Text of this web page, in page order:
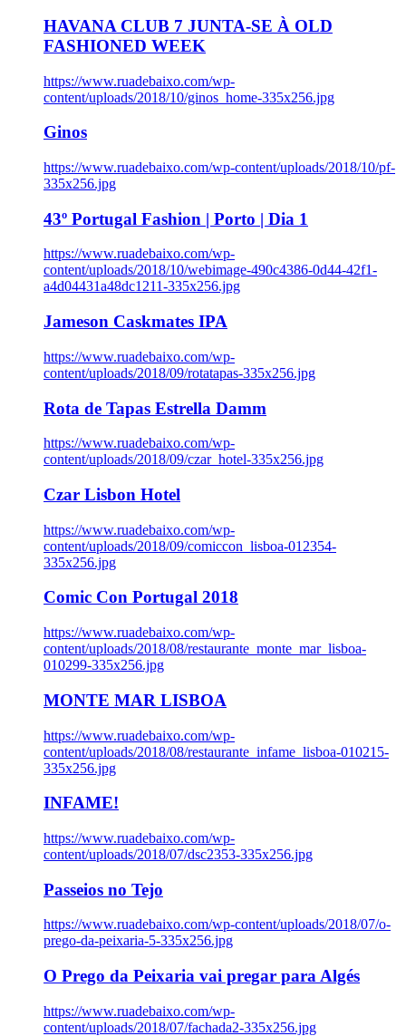
HAVANA CLUB 7 JUNTA-SE À OLD
FASHIONED WEEK
https://www.ruadebaixo.com/wp-
content/uploads/2018/10/ginos_home-335x256.jpg
Ginos
https://www.ruadebaixo.com/wp-content/uploads/2018/10/pf-
335x256.jpg
43º Portugal Fashion | Porto | Dia 1
https://www.ruadebaixo.com/wp-
content/uploads/2018/10/webimage-490c4386-0d44-42f1-
a4d04431a48dc1211-335x256.jpg
Jameson Caskmates IPA
https://www.ruadebaixo.com/wp-
content/uploads/2018/09/rotatapas-335x256.jpg
Rota de Tapas Estrella Damm
https://www.ruadebaixo.com/wp-
content/uploads/2018/09/czar_hotel-335x256.jpg
Czar Lisbon Hotel
https://www.ruadebaixo.com/wp-
content/uploads/2018/09/comiccon_lisboa-012354-
335x256.jpg
Comic Con Portugal 2018
https://www.ruadebaixo.com/wp-
content/uploads/2018/08/restaurante_monte_mar_lisboa-
010299-335x256.jpg
MONTE MAR LISBOA
https://www.ruadebaixo.com/wp-
content/uploads/2018/08/restaurante_infame_lisboa-010215-
335x256.jpg
INFAME!
https://www.ruadebaixo.com/wp-
content/uploads/2018/07/dsc2353-335x256.jpg
Passeios no Tejo
https://www.ruadebaixo.com/wp-content/uploads/2018/07/o-
prego-da-peixaria-5-335x256.jpg
O Prego da Peixaria vai pregar para Algés
https://www.ruadebaixo.com/wp-
content/uploads/2018/07/fachada2-335x256.jpg